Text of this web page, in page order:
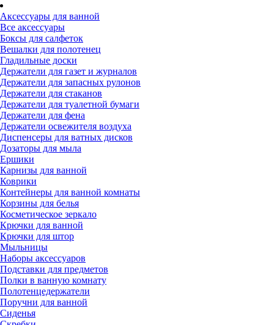
Аксессуары для ванной
Все аксессуары
Боксы для салфеток
Вешалки для полотенец
Гладильные доски
Держатели для газет и журналов
Держатели для запасных рулонов
Держатели для стаканов
Держатели для туалетной бумаги
Держатели для фена
Держатели освежителя воздуха
Диспенсеры для ватных дисков
Дозаторы для мыла
Ершики
Карнизы для ванной
Коврики
Контейнеры для ванной комнаты
Корзины для белья
Косметическое зеркало
Крючки для ванной
Крючки для штор
Мыльницы
Наборы аксессуаров
Подставки для предметов
Полки в ванную комнату
Полотенцедержатели
Поручни для ванной
Сиденья